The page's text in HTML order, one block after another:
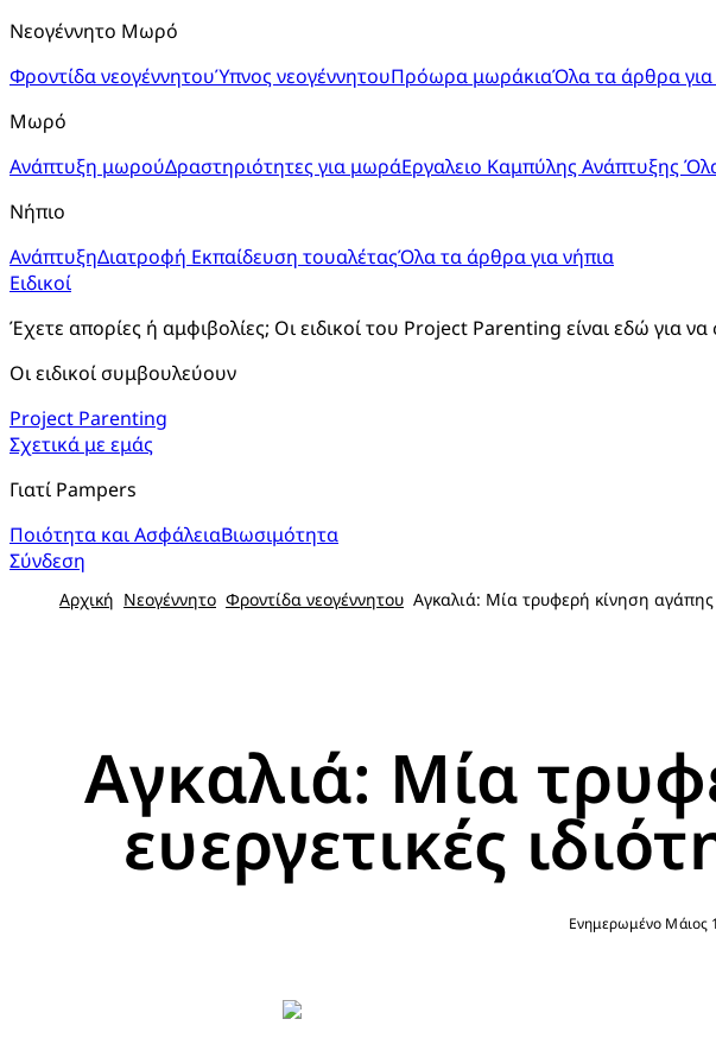
Νεογέννητο Μωρό
Φροντίδα νεογέννητουΎπνος νεογέννητουΠρόωρα μωράκιαΌλα τα άρθρα για
Μωρό
Ανάπτυξη μωρούΔραστηριότητες για μωράΕργαλειο Καμπύλης Ανάπτυξης
Νήπιο
ΑνάπτυξηΔιατροφή Εκπαίδευση τουαλέταςΌλα τα άρθρα για νήπια
Ειδικοί
Έχετε απορίες ή αμφιβολίες; Οι ειδικοί του Project Parenting είναι εδώ για
Οι ειδικοί συμβουλεύουν
Project Parenting
Σχετικά με εμάς
Γιατί Pampers
Ποιότητα και ΑσφάλειαΒιωσιμότητα
Σύνδεση
Αρχική Νεογέννητο Φροντίδα νεογέννητου Αγκαλιά: Μία τρυφερή κίνηση αγάπης
Αγκαλιά: Μία
ευεργετικές
Ενημερωμένο Μάιος